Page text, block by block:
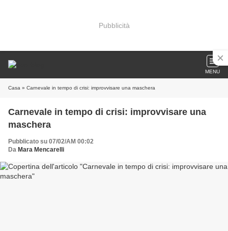
Pubblicità
MENU
Casa » Carnevale in tempo di crisi: improvvisare una maschera
Carnevale in tempo di crisi: improvvisare una
maschera
Pubblicato su 07/02/AM 00:02
Da Mara Mencarelli